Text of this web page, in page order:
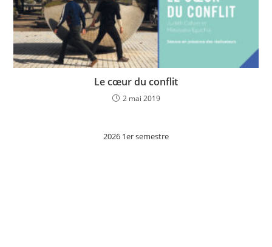
Le cœur du conflit
2 mai 2019
2026 1er semestre